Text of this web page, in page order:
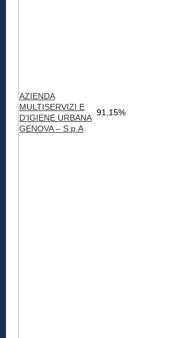
AZIENDA
MULTISERVIZI E
D'IGIENE URBANA
GENOVA – S.p.A
91,15%